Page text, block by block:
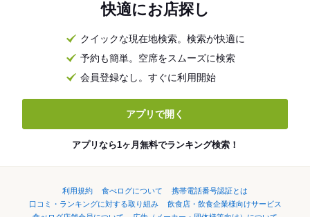
快適にお店探し
クイックな現在地検索。検索が快適に
予約も簡単。空席をスムーズに検索
会員登録なし。すぐに利用開始
アプリで開く
アプリなら1ヶ月無料でランキング検索！
利用規約 食べログについて
携帯電話番号認証とは
口コミ・ランキングに対する取り組み
飲食店・飲食企業様向けサービス